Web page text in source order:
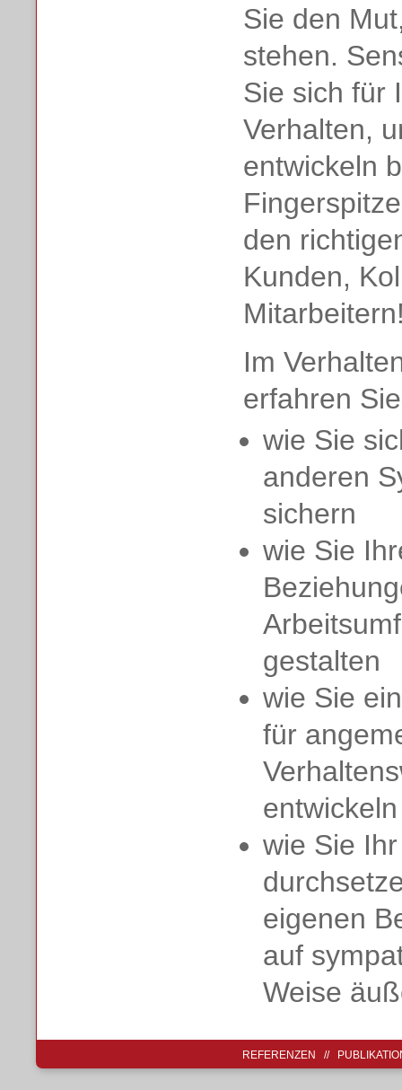
Sie den
stehen.
Sie sich für
Verhalten,
entwickeln
den
Kunden,
Im
erfahren
wie Sie
anderen
sichern
wie Sie
gestalten
wie Sie
für
wie Sie
eigenen
auf
Weise
REFERENZEN //